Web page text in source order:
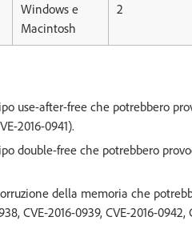
Windows e
Macintosh
2
after-free che potrebbero
2016-0941).
double-free che potrebbero
della memoria che
CVE-2016-0939, CVE-2016-